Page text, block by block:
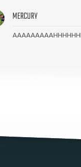
MERCURY